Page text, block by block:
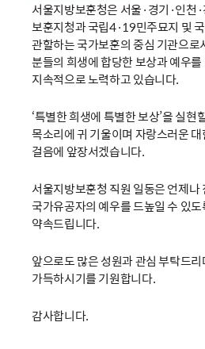
서울지방보훈청은 서울·경기·인천
보훈지청과 국립4·19민주묘지 및
관할하는 국가보훈의 중심 기관으로
분들의 희생에 합당한 보상과 예우
지속적으로 노력하고 있습니다.
‘특별한 희생에 특별한 보상’을 실현
목소리에 귀 기울이며 자랑스러운
걸음에 앞장서겠습니다.
서울지방보훈청 직원 일동은 언제나
국가유공자의 예우를 드높일 수 있
약속드립니다.
앞으로도 많은 성원과 관심 부탁드
가득하시기를 기원합니다.
감사합니다.